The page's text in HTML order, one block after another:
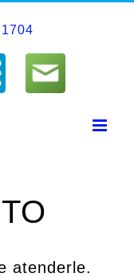
atenderle.